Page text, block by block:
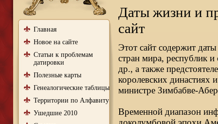
Главная
Новое на сайте
Статьи к проблемам
датировки
Полезные карты
Генеалогические таблицы
Территории по Алфавиту
Ушедшие 2010
Даты жизни и
сайт
Этот сайт содержит
стран мира, республик и
др., а также
королевских династиях
министре Зимбабве-
Временной диапазон